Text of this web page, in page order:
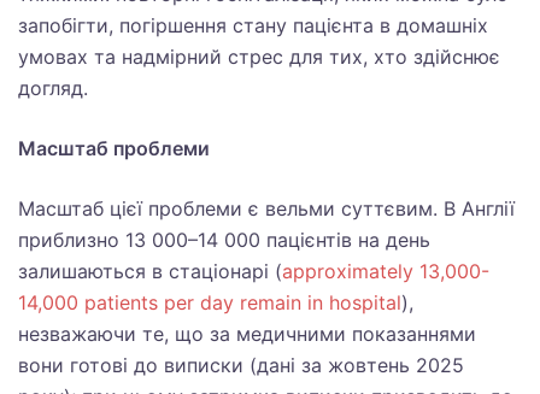
запобігти, погіршення стану пацієнта в домашніх
умовах та надмірний стрес для тих, хто здійснює
догляд.
Масштаб проблеми
Масштаб цієї проблеми є вельми суттєвим. В Англії
приблизно 13 000–14 000 пацієнтів на день
залишаються в стаціонарі (approximately 13,000-
14,000 patients per day remain in hospital),
незважаючи те, що за медичними показаннями
вони готові до виписки (дані за жовтень 2025